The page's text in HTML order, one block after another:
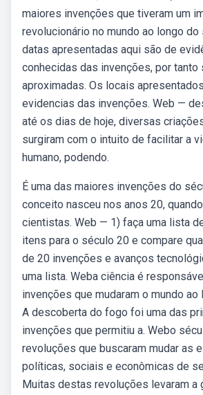
maiores invenções que tiveram um
revolucionário no mundo ao longo do
datas apresentadas aqui são de
conhecidas das invenções, por tanto
aproximadas. Os locais
evidencias das invenções. Web —
até os dias de hoje, diversas
surgiram com o intuito de facilitar a
humano, podendo.
É uma das maiores invenções do
conceito nasceu nos anos 20,
cientistas. Web — 1) faça uma lista
itens para o século 20 e compare
de 20 invenções e avanços
uma lista. Weba ciência é
invenções que mudaram o mundo ao
A descoberta do fogo foi uma das
invenções que permitiu a. Webo
revoluções que buscaram mudar as
políticas, sociais e econômicas de
Muitas destas revoluções levaram a